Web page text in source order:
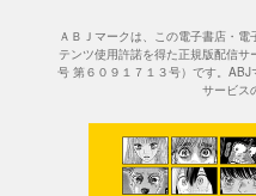
ＡＢＪマークは、この電子書店・
テンツ使用許諾を得た正規版配信
号 第６０９１７１３号）です。
サービス